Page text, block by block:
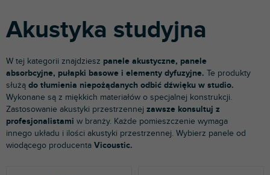
Akustyka studyjna
W tej kategorii znajdziesz panele akustyczne, panele
absorbcyjne, pułapki basowe i elementy dyfuzyjne. Te produkty
służą do tłumienia niepożądanych odbić dźwięku w studio.
Wykonane są z miękkich materiałów o specjalnej konstrukcji.
Zastosowanie akustyki przestrzennej zawsze konsultuj z
profesjonalistami w branży. Każde pomieszczenie wymaga
innego układu i ilości akustyki przestrzennej. Wybierz panele od
wiodącego producenta Vicoustic.